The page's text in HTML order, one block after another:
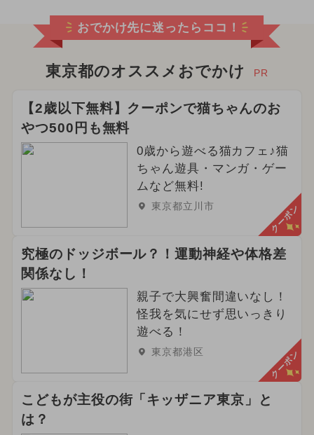
おでかけ先に迷ったらココ！
東京都のオススメおでかけ PR
【2歳以下無料】クーポンで猫ちゃんのお
やつ500円も無料
0歳から遊べる猫カフェ♪猫
ちゃん遊具・マンガ・ゲー
ムなど無料!
東京都立川市 クーポン
究極のドッジボール？！運動神経や体格差
関係なし！
親子で大興奮間違いなし！
怪我を気にせず思いっきり
遊べる！
東京都港区 クーポン
こどもが主役の街「キッザニア東京」と
は？